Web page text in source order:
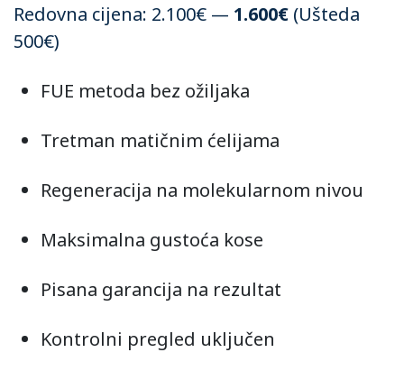
Redovna cijena: 2.100€ — 1.600€ (Ušteda
500€)
FUE metoda bez ožiljaka
Tretman matičnim ćelijama
Regeneracija na molekularnom nivou
Maksimalna gustoća kose
Pisana garancija na rezultat
Kontrolni pregled uključen